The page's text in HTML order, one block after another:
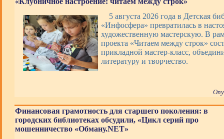
5 августа 2026 года в Детская
«Инфосфера» превратилась в
художественную мастерскую. В
проекта «Читаем между строк»
прикладной мастер-класс,
литературу и творчество.
Финансовая грамотность для старшего поколения: в
городских библиотеках обсудили, «Цикл серий про
мошенничество «Обману.NET»